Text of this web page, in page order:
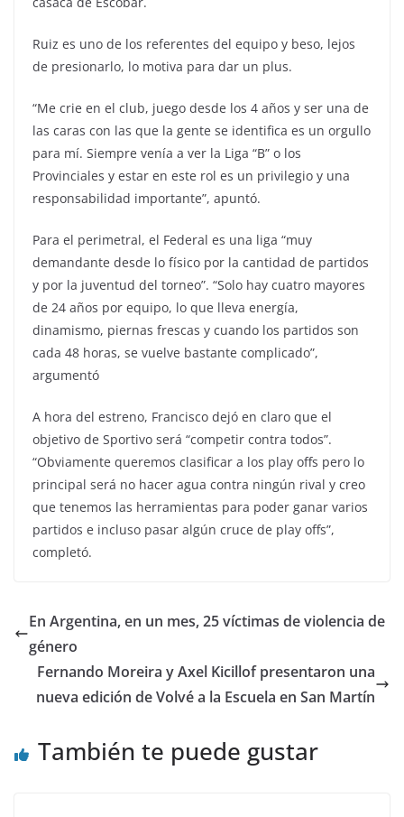
Ruiz es uno de los referentes del equipo y beso, lejos
de presionarlo, lo motiva para dar un plus.
“Me crie en el club, juego desde los 4 años y ser una de
las caras con las que la gente se identifica es un orgullo
para mí. Siempre venía a ver la Liga “B” o los
Provinciales y estar en este rol es un privilegio y una
responsabilidad importante”, apuntó.
Para el perimetral, el Federal es una liga “muy
demandante desde lo físico por la cantidad de partidos
y por la juventud del torneo”. “Solo hay cuatro mayores
de 24 años por equipo, lo que lleva energía,
dinamismo, piernas frescas y cuando los partidos son
cada 48 horas, se vuelve bastante complicado”,
argumentó
A hora del estreno, Francisco dejó en claro que el
objetivo de Sportivo será “competir contra todos”.
“Obviamente queremos clasificar a los play offs pero lo
principal será no hacer agua contra ningún rival y creo
que tenemos las herramientas para poder ganar varios
partidos e incluso pasar algún cruce de play offs”,
completó.
En Argentina, en un mes, 25 víctimas de violencia de
género
Fernando Moreira y Axel Kicillof presentaron una
nueva edición de Volvé a la Escuela en San Martín
También te puede gustar